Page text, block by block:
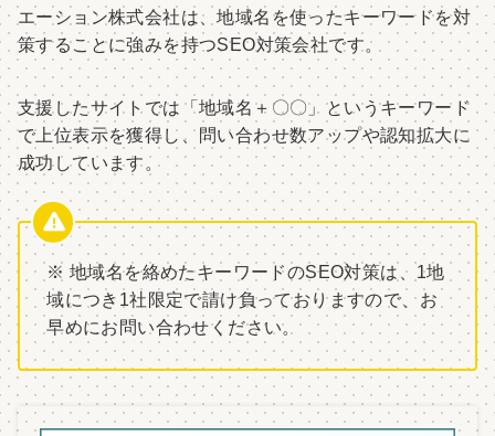
エーション株式会社は、地域名を使ったキーワードを対
策することに強みを持つSEO対策会社です。
支援したサイトでは「地域名＋〇〇」というキーワード
で上位表示を獲得し、問い合わせ数アップや認知拡大に
成功しています。
※ 地域名を絡めたキーワードのSEO対策は、1地
域につき1社限定で請け負っておりますので、お
早めにお問い合わせください。